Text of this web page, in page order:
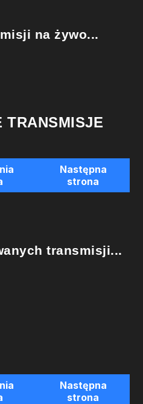
na żywo...
TRANSMISJE
Następna
strona
transmisji...
Następna
strona